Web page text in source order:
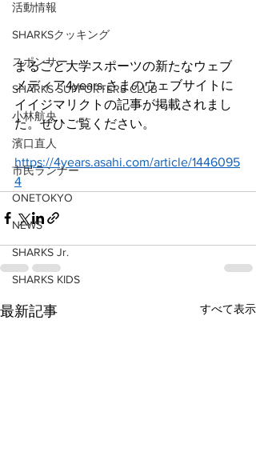
活動情報
SHARKSクッキング
スポンサー
SHARKS SUPPORTERS CLUB
小林航央
濱口直人
市民ランナー
ONETOKYO
NEWS
SHARKS Jr.
SHARKS KIDS
まるごと大学スポーツの新たなウェブ
メディア4years.さまのウェブサイトに
イイジマリクトの記事が掲載されまし
た。ぜひご覧ください。
https://4years.asahi.com/article/1446095
4
最新記事 すべて表示